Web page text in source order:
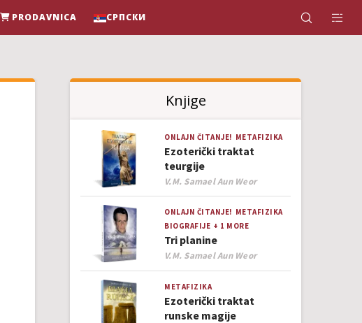
PRODAVNICA СРПСКИ
Knjige
ONLAJN ČITANJE! METAFIZIKA
Ezoterički traktat
teurgije
Author
V.M. Samael Aun Weor
ONLAJN ČITANJE! METAFIZIKA
BIOGRAFIJE + 1 MORE
Tri planine
Author
V.M. Samael Aun Weor
METAFIZIKA
Ezoterički traktat
runske magije